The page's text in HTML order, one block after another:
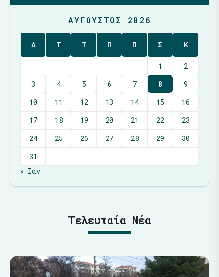
ΑΎΓΟΥΣΤΟΣ 2026
Δ Τ Τ Π Π Σ Κ
1
2
3
4 5 6 7 8
9
10
11 12 13 14 15
16
17
18 19 20 21 22
23
24
25 26 27 28 29
30
31
« Ιαν
Τελευταία Νέα